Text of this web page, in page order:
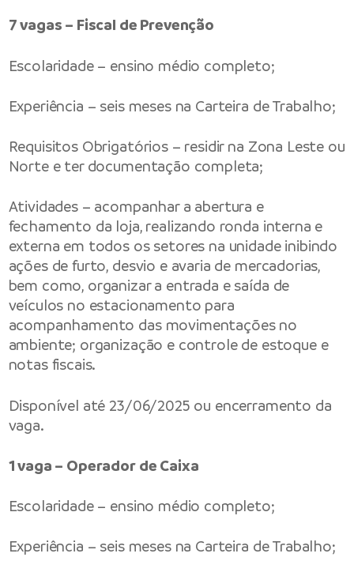
7 vagas – Fiscal de Prevenção
Escolaridade – ensino médio completo;
Experiência – seis meses na Carteira de Trabalho;
Requisitos Obrigatórios – residir na Zona Leste ou
Norte e ter documentação completa;
Atividades – acompanhar a abertura e
fechamento da loja, realizando ronda interna e
externa em todos os setores na unidade inibindo
ações de furto, desvio e avaria de mercadorias,
bem como, organizar a entrada e saída de
veículos no estacionamento para
acompanhamento das movimentações no
ambiente; organização e controle de estoque e
notas fiscais.
Disponível até 23/06/2025 ou encerramento da
vaga.
1 vaga – Operador de Caixa
Escolaridade – ensino médio completo;
Experiência – seis meses na Carteira de Trabalho;